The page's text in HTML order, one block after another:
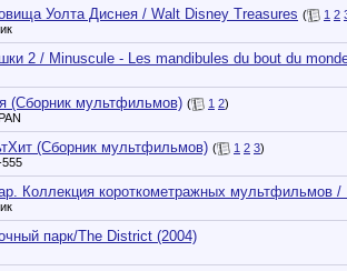
Уолта Диснея / Walt Disney Treasures ( 1 2
2 / Minuscule - Les mandibules du bout du
(Сборник мультфильмов) ( 1 2)
(Сборник мультфильмов) ( 1 2 3)
Коллекция короткометражных мультфильмов
парк/The District (2004)